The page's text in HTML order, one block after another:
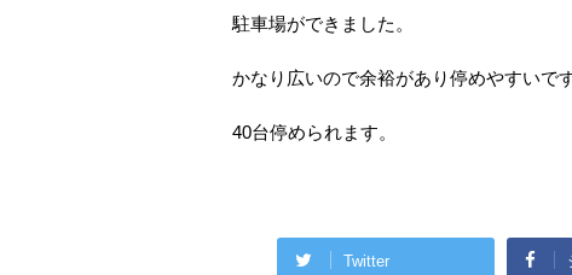
駐車場ができました。
かなり広いので余裕があり停めやすいです
40台停められます。
Twitter